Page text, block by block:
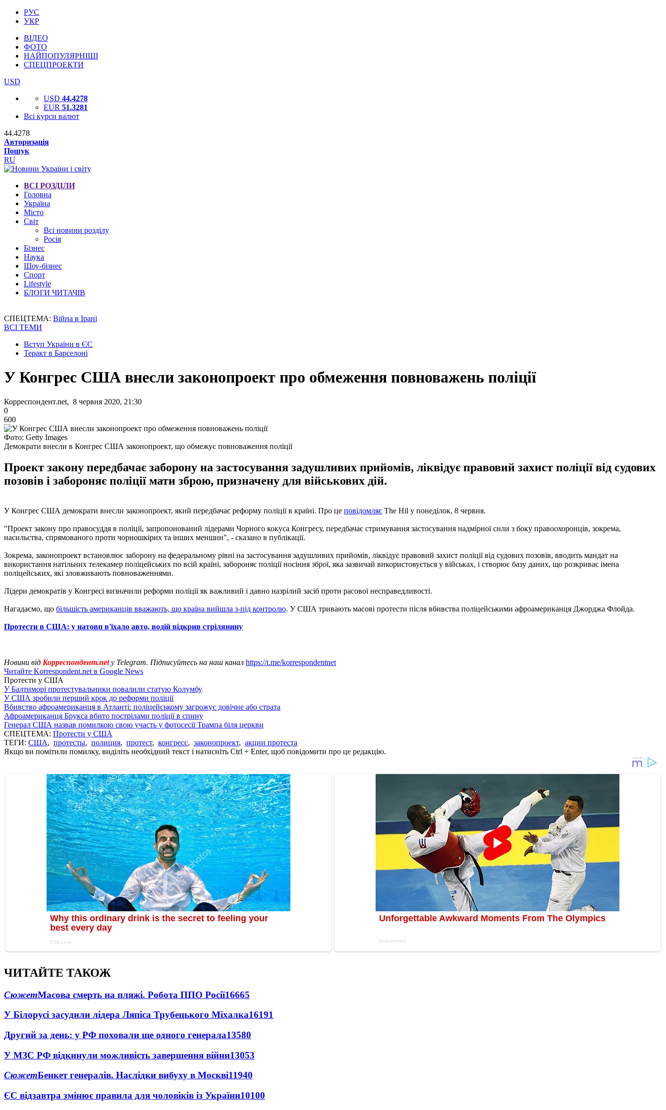
РУС
УКР
ВІДЕО
ФОТО
НАЙПОПУЛЯРНІШІ
СПЕЦПРОЕКТИ
USD
USD 44.4278
EUR 51.3281
Всі курси валют
44.4278
Авторизація
Пошук
RU
ВСІ РОЗДІЛИ
Головна
Україна
Місто
Світ
Всі новини розділу
Росія
Бізнес
Наука
Шоу-бізнес
Спорт
Lifestyle
БЛОГИ ЧИТАЧІВ
СПЕЦТЕМА: Війна в Ірані
ВСІ ТЕМИ
Вступ України в ЄС
Теракт в Барселоні
У Конгрес США внесли законопроект про обмеження повноважень поліції
Корреспондент.net, 8 червня 2020, 21:30
0
600
Фото: Getty Images
Демократи внесли в Конгрес США законопроект, що обмежує повноваження поліції
Проект закону передбачає заборону на застосування задушливих прийомів, ліквідує правовий захист поліції від судових
позовів і забороняє поліції мати зброю, призначену для військових дій.
У Конгрес США демократи внесли законопроект, який передбачає реформу поліції в країні. Про це повідомляє The Hil у понеділок, 8 червня.
"Проект закону про правосуддя в поліції, запропонований лідерами Чорного кокуса Конгресу, передбачає стримування застосування надмірної сили з боку правоохоронців, зокрема,
насильства, спрямованого проти чорношкірих та інших меншин", - сказано в публікації.
Зокрема, законопроект встановлює заборону на федеральному рівні на застосування задушливих прийомів, ліквідує правовий захист поліції від судових позовів, вводить мандат на
використання натільних телекамер поліцейських по всій країні, забороняє поліції носіння зброї, яка зазвичай використовується у військах, і створює базу даних, що розкриває імена
поліцейських, які зловживають повноваженнями.
Лідери демократів у Конгресі визначили реформи поліції як важливий і давно назрілий засіб проти расової несправедливості.
Нагадаємо, що більшість американців вважають, що країна вийшла з-під контролю. У США тривають масові протести після вбивства поліцейськими афроамериканця Джорджа Флойда.
Протести в США: у натовп в'їхало авто, водій відкрив стрілянину
Новини від Корреспондент.net у Telegram. Підписуйтесь на наш канал https://t.me/korrespondentnet
Читайте Korrespondent.net в Google News
Протести у США
У Балтиморі протестувальники повалили статую Колумбу
У США зробили перший крок до реформи поліції
Вбивство афроамериканця в Атланті: поліцейському загрожує довічне або страта
Афроамериканця Брукса вбито пострілами поліції в спину
Генерал США назвав помилкою свою участь у фотосесії Трампа біля церкви
СПЕЦТЕМА: Протести у США
ТЕГИ: США, протесты, полиция, протест, конгресс, законопроект, акции протеста
Якщо ви помітили помилку, виділіть необхідний текст і натисніть Ctrl + Enter, щоб повідомити про це редакцію.
ЧИТАЙТЕ ТАКОЖ
СюжетМасова смерть на пляжі. Робота ППО Росії16665
У Білорусі засудили лідера Ляпіса Трубецького Міхалка16191
Другий за день: у РФ поховали ще одного генерала13580
У МЗС РФ відкинули можливість завершення війни13053
СюжетБенкет генералів. Наслідки вибуху в Москві11940
ЄС відзавтра змінює правила для чоловіків із України10100